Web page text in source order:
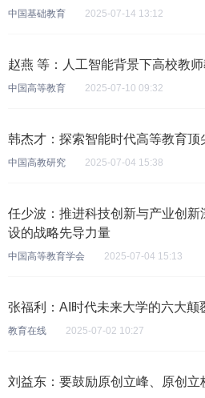
中国基础教育 2025-07-14 13:12
赵燕 等：人工智能背景下高校教
中国高等教育 2025-07-10 09:32
韩杰才：探索智能时代高等教育顶
中国高教研究 2025-07-04 15:38
任少波：推进科技创新与产业创
设的战略先导力量
中国高等教育学会 2025-07-04 15:13
张福利：AI时代未来大学的六大颠
教育在线 2025-07-02 10:27
刘益东：要鼓励原创立峰、原创立